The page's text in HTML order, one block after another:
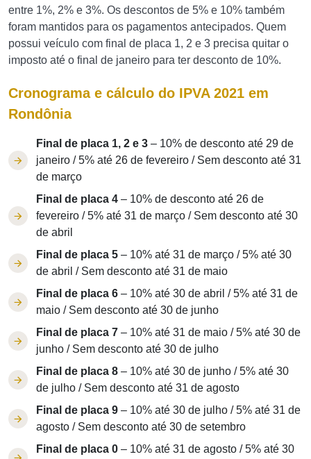
entre 1%, 2% e 3%. Os descontos de 5% e 10% também
foram mantidos para os pagamentos antecipados. Quem
possui veículo com final de placa 1, 2 e 3 precisa quitar o
imposto até o final de janeiro para ter desconto de 10%.
Cronograma e cálculo do IPVA 2021 em
Rondônia
Final de placa 1, 2 e 3 – 10% de desconto até 29 de
janeiro / 5% até 26 de fevereiro / Sem desconto até 31
de março
Final de placa 4 – 10% de desconto até 26 de
fevereiro / 5% até 31 de março / Sem desconto até 30
de abril
Final de placa 5 – 10% até 31 de março / 5% até 30
de abril / Sem desconto até 31 de maio
Final de placa 6 – 10% até 30 de abril / 5% até 31 de
maio / Sem desconto até 30 de junho
Final de placa 7 – 10% até 31 de maio / 5% até 30 de
junho / Sem desconto até 30 de julho
Final de placa 8 – 10% até 30 de junho / 5% até 30
de julho / Sem desconto até 31 de agosto
Final de placa 9 – 10% até 30 de julho / 5% até 31 de
agosto / Sem desconto até 30 de setembro
Final de placa 0 – 10% até 31 de agosto / 5% até 30